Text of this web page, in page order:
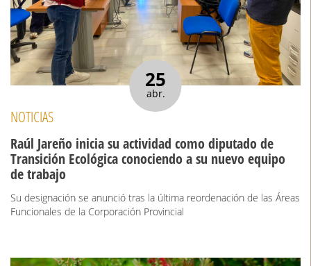
25
abr.
NOTICIAS
Raúl Jareño inicia su actividad como diputado de
Transición Ecológica conociendo a su nuevo equipo
de trabajo
Su designación se anunció tras la última reordenación de las Áreas
Funcionales de la Corporación Provincial